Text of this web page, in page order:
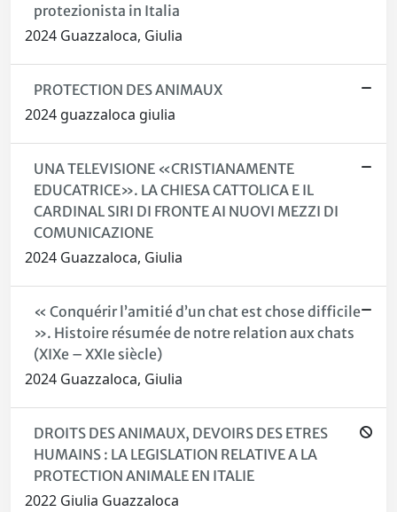
protezionista in Italia
2024 Guazzaloca, Giulia
PROTECTION DES ANIMAUX
2024 guazzaloca giulia
UNA TELEVISIONE «CRISTIANAMENTE
EDUCATRICE». LA CHIESA CATTOLICA E IL
CARDINAL SIRI DI FRONTE AI NUOVI MEZZI DI
COMUNICAZIONE
2024 Guazzaloca, Giulia
« Conquérir l’amitié d’un chat est chose difficile
». Histoire résumée de notre relation aux chats
(XIXe – XXIe siècle)
2024 Guazzaloca, Giulia
DROITS DES ANIMAUX, DEVOIRS DES ETRES
HUMAINS : LA LEGISLATION RELATIVE A LA
PROTECTION ANIMALE EN ITALIE
2022 Giulia Guazzaloca